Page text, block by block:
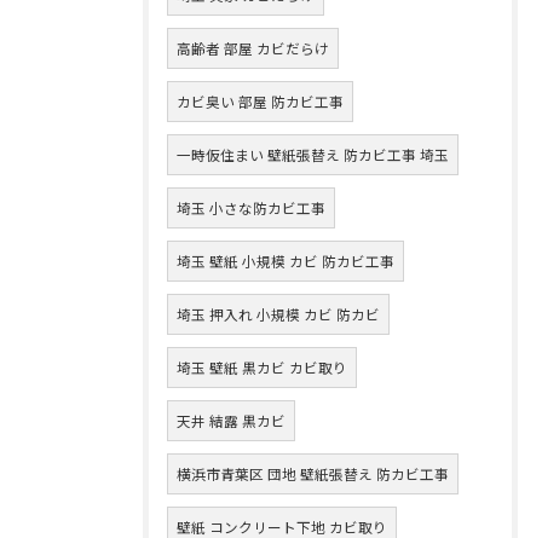
高齢者 部屋 カビだらけ
カビ臭い 部屋 防カビ工事
一時仮住まい 壁紙張替え 防カビ工事 埼玉
埼玉 小さな防カビ工事
埼玉 壁紙 小規模 カビ 防カビ工事
埼玉 押入れ 小規模 カビ 防カビ
埼玉 壁紙 黒カビ カビ取り
天井 結露 黒カビ
横浜市青葉区 団地 壁紙張替え 防カビ工事
壁紙 コンクリート下地 カビ取り